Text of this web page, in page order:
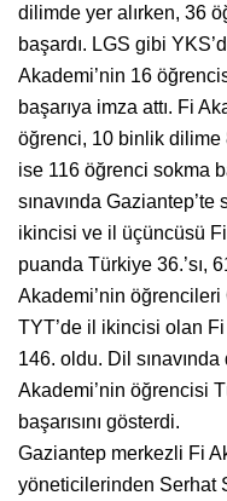
dilimde yer alırken, 36
başardı. LGS gibi
Akademi’nin 16
başarıya imza attı. Fi
öğrenci, 10 binlik
ise 116 öğrenci sokma
sınavında
ikincisi ve il üçüncüsü Fi
puanda Türkiye 36.’sı,
Akademi’nin öğrencileri
TYT’de il ikincisi olan
146. oldu. Dil
Akademi’nin öğrencisi
başarısını gösterdi.
Gaziantep merkezli Fi
yöneticilerinden Serhat